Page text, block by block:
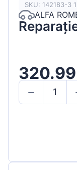
SKU: 142183-3
ALFA
320.99